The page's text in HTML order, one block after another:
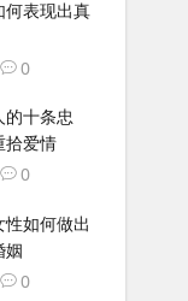
何表现出真
0
的十条忠
拾爱情
0
如何做出
姻
0